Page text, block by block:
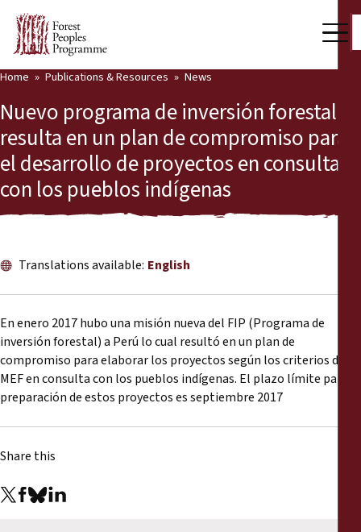
Support Us
Our Work
Community Voices
Partners & Countries
Latest News
Publications & Resources
News
Reports
Training Materials
Briefing Papers
Home Publications & Resources News
Nuevo programa de inversión forestal
resulta en un plan de compromiso para
el desarrollo de proyectos en consulta
con los pueblos indígenas
Translations available: English
En enero 2017 hubo una misión nueva del FIP (Programa de
inversión forestal) a Perú lo cual resultó en un plan de
compromiso para elaborar los proyectos según los criterios del
MEF en consulta con los pueblos indígenas. El plazo límite para la
preparación de estos proyectos es septiembre 2017
Share this